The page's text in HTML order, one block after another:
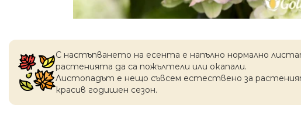
С настъпването на есентa е напълно нормално
растенията да са пожълтели или окапaли.
Листопадът е нещо съвсем естествено за
красив годишен сезон.